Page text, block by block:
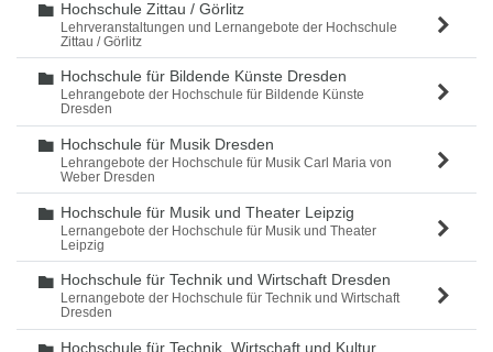
Ordner
Hochschule Zittau / Görlitz
Lehrveranstaltungen und Lernangebote der Hochschule
Zittau / Görlitz
Ordner
Hochschule für Bildende Künste Dresden
Lehrangebote der Hochschule für Bildende Künste
Dresden
Ordner
Hochschule für Musik Dresden
Lehrangebote der Hochschule für Musik Carl Maria von
Weber Dresden
Ordner
Hochschule für Musik und Theater Leipzig
Lernangebote der Hochschule für Musik und Theater
Leipzig
Ordner
Hochschule für Technik und Wirtschaft Dresden
Lernangebote der Hochschule für Technik und Wirtschaft
Dresden
Hochschule für Technik, Wirtschaft und Kultur